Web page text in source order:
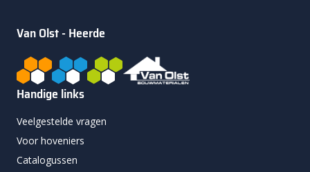
Van Olst - Heerde
Handige links
Veelgestelde vragen
Voor hoveniers
Catalogussen